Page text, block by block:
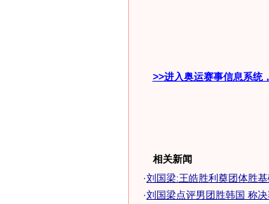
>>进入奥运赛事信息系统
相关新闻
·刘国梁:王皓胜利奠团体胜
·刘国梁点评男团胜韩国 称决